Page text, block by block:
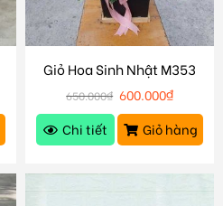
Giỏ Hoa Sinh Nhật M353
650.000₫ 600.000₫
Chi tiết
Giỏ hàng